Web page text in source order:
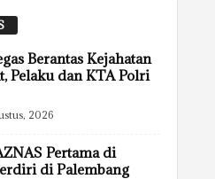
Berantas Kejahatan
Pelaku dan KTA Polri
2026
Pertama di
di Palembang